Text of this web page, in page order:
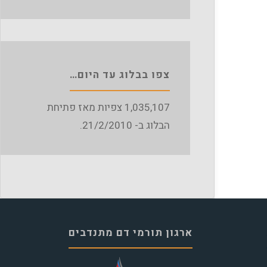
צפו בבלוג עד היום…
1,035,107 צפיות מאז פתיחת
הבלוג ב- 21/2/2010.
ארגון תורמי דם מתנדבים